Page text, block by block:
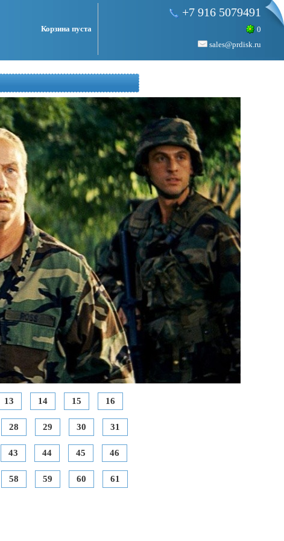
Корзина пуста
+7 916 5079491
0
sales@prdisk.ru
13 14 15 16
28 29 30 31
43 44 45 46
58 59 60 61